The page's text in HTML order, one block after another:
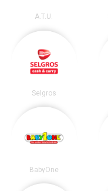
A.T.U.
Selgros
BabyOne